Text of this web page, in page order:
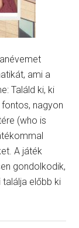
ami a
Találd ki, ki
nagyon
(who is
A játék
gondolkodik,
előbb ki